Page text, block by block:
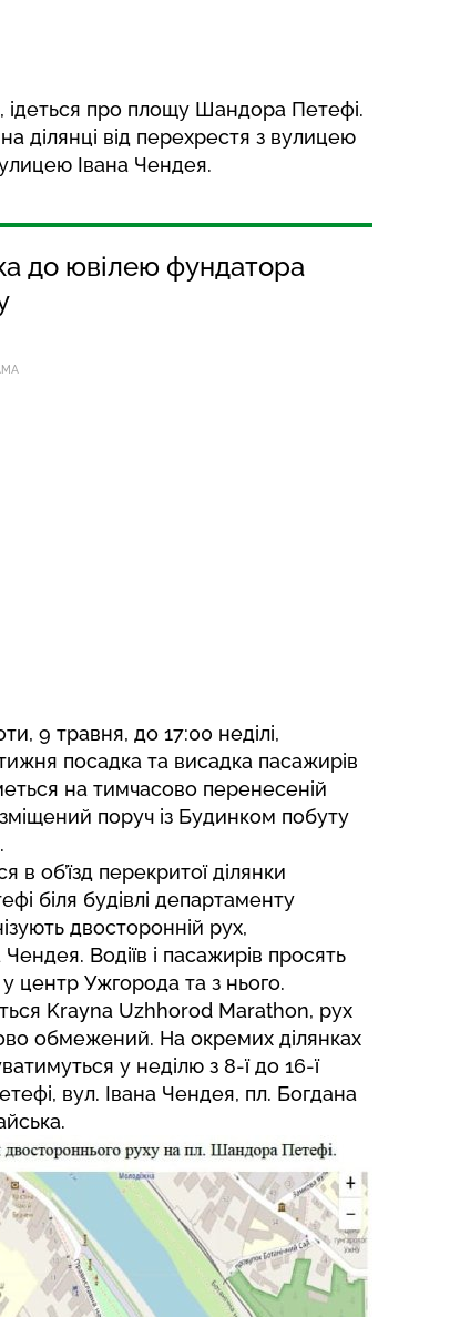
ідеться про площу Шандора Петефі.
ділянці від перехрестя з вулицею
Івана Чендея.
до ювілею фундатора
9 травня, до 17:00 неділі,
посадка та висадка пасажирів
на тимчасово перенесеній
поруч із Будинком побуту
в об’їзд перекритої ділянки
біля будівлі департаменту
двосторонній рух,
Водіїв і пасажирів просять
центр Ужгорода та з нього.
Krayna Uzhhorod Marathon, рух
обмежений. На окремих ділянках
у неділю з 8-ї до 16-ї
вул. Івана Чендея, пл. Богдана